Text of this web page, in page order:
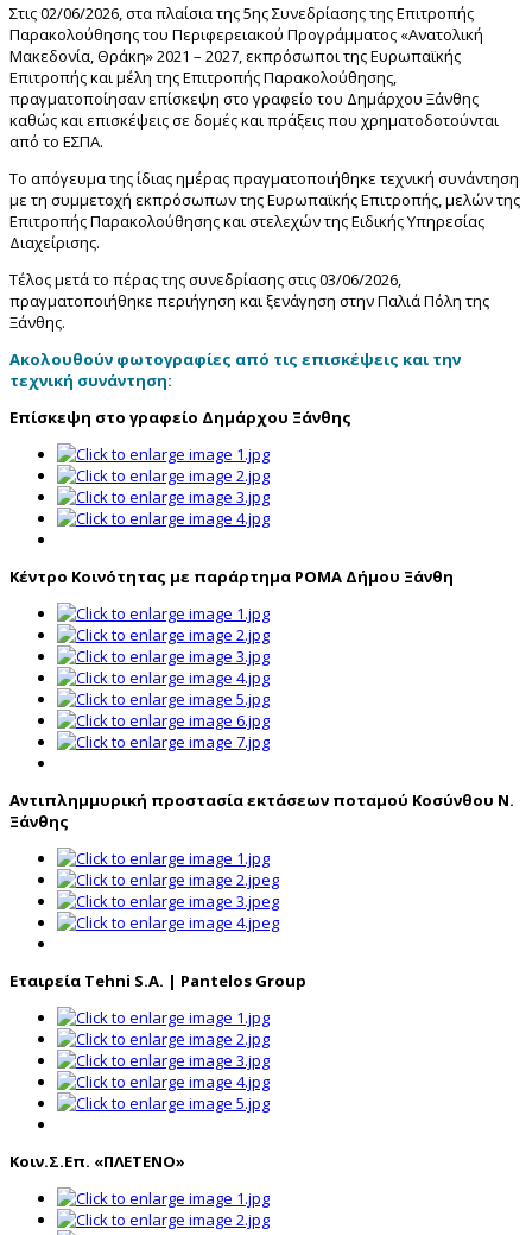
Στις 02/06/2026, στα πλαίσια της 5ης Συνεδρίασης της Επιτροπής
Παρακολούθησης του Περιφερειακού Προγράμματος «Ανατολική
Μακεδονία, Θράκη» 2021 – 2027, εκπρόσωποι της Ευρωπαϊκής
Επιτροπής και μέλη της Επιτροπής Παρακολούθησης,
πραγματοποίησαν επίσκεψη στο γραφείο του Δημάρχου Ξάνθης
καθώς και επισκέψεις σε δομές και πράξεις που χρηματοδοτούνται
από το ΕΣΠΑ.
Το απόγευμα της ίδιας ημέρας πραγματοποιήθηκε τεχνική συνάντηση
με τη συμμετοχή εκπρόσωπων της Ευρωπαϊκής Επιτροπής, μελών της
Επιτροπής Παρακολούθησης και στελεχών της Ειδικής Υπηρεσίας
Διαχείρισης.
Τέλος μετά το πέρας της συνεδρίασης στις 03/06/2026,
πραγματοποιήθηκε περιήγηση και ξενάγηση στην Παλιά Πόλη της
Ξάνθης.
Ακολουθούν φωτογραφίες από τις επισκέψεις και την
τεχνική συνάντηση:
Eπίσκεψη στο γραφείο Δημάρχου Ξάνθης
Κέντρο Κοινότητας με παράρτημα ΡΟΜΑ Δήμου Ξάνθη
Αντιπλημμυρική προστασία εκτάσεων ποταμού Κοσύνθου Ν.
Ξάνθης
Εταιρεία Tehni S.A. | Pantelos Group
Κοιν.Σ.Επ. «ΠΛΕΤΕΝΟ»